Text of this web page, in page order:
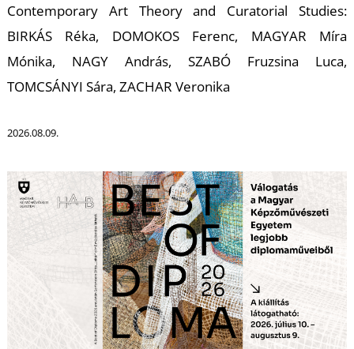
Contemporary Art Theory and Curatorial Studies:
BIRKÁS Réka, DOMOKOS Ferenc, MAGYAR Míra
Mónika, NAGY András, SZABÓ Fruzsina Luca,
TOMCSÁNYI Sára, ZACHAR Veronika
2026.08.09.